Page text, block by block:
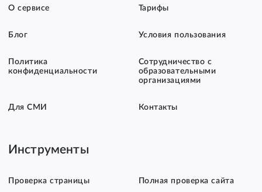
О сервисе Тарифы
Блог Условия пользования
Политика
конфиденциальности
Сотрудничество с
образовательными
организациями
Для СМИ Контакты
Инструменты
Проверка страницы Полная проверка сайта